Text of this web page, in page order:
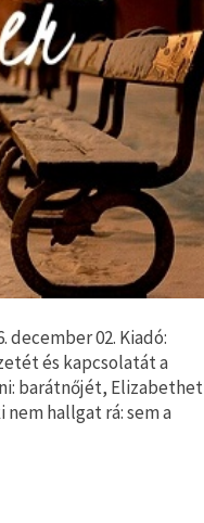
december 02. Kiadó:
és kapcsolatát a
barátnőjét, Elizabethet
hallgat rá: sem a